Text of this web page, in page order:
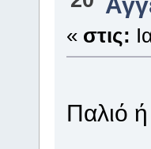
« στις:
Παλιό